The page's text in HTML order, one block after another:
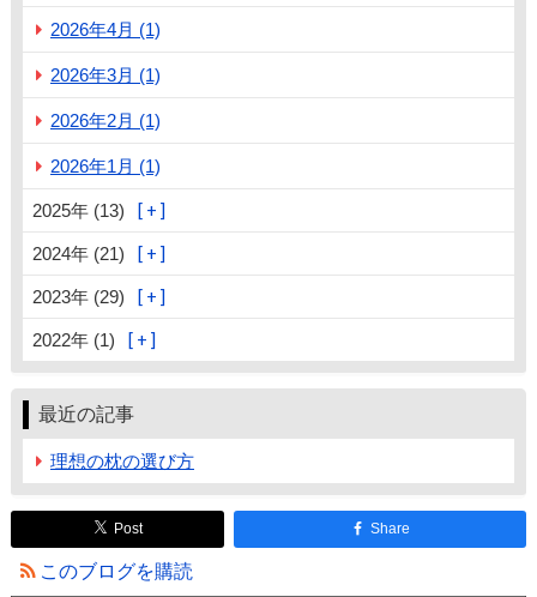
2026年4月 (1)
2026年3月 (1)
2026年2月 (1)
2026年1月 (1)
2025年 (13)
2024年 (21)
2023年 (29)
2022年 (1)
最近の記事
理想の枕の選び方
Post Share
このブログを購読